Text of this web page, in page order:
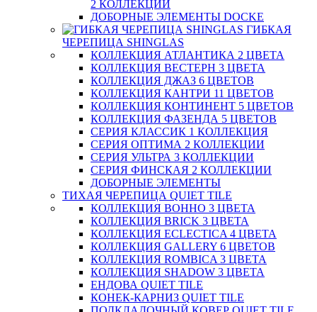
2 КОЛЛЕКЦИИ
ДОБОРНЫЕ ЭЛЕМЕНТЫ DOCKE
ГИБКАЯ
ЧЕРЕПИЦА SHINGLAS
КОЛЛЕКЦИЯ АТЛАНТИКА 2 ЦВЕТА
КОЛЛЕКЦИЯ ВЕСТЕРН 3 ЦВЕТА
КОЛЛЕКЦИЯ ДЖАЗ 6 ЦВЕТОВ
КОЛЛЕКЦИЯ КАНТРИ 11 ЦВЕТОВ
КОЛЛЕКЦИЯ КОНТИНЕНТ 5 ЦВЕТОВ
КОЛЛЕКЦИЯ ФАЗЕНДА 5 ЦВЕТОВ
СЕРИЯ КЛАССИК 1 КОЛЛЕКЦИЯ
СЕРИЯ ОПТИМА 2 КОЛЛЕКЦИИ
СЕРИЯ УЛЬТРА 3 КОЛЛЕКЦИИ
СЕРИЯ ФИНСКАЯ 2 КОЛЛЕКЦИИ
ДОБОРНЫЕ ЭЛЕМЕНТЫ
ТИХАЯ ЧЕРЕПИЦА QUIET TILE
КОЛЛЕКЦИЯ BOHHO 3 ЦВЕТА
КОЛЛЕКЦИЯ BRICK 3 ЦВЕТА
КОЛЛЕКЦИЯ ECLECTICA 4 ЦВЕТА
КОЛЛЕКЦИЯ GALLERY 6 ЦВЕТОВ
КОЛЛЕКЦИЯ ROMBICA 3 ЦВЕТА
КОЛЛЕКЦИЯ SHADOW 3 ЦВЕТА
ЕНДОВА QUIET TILE
КОНЕК-КАРНИЗ QUIET TILE